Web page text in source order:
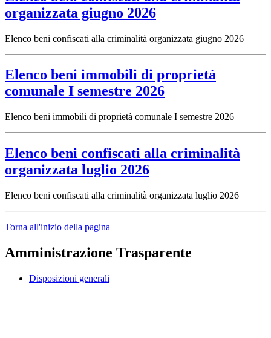
organizzata giugno 2026
Elenco beni confiscati alla criminalità organizzata giugno 2026
Elenco beni immobili di proprietà
comunale I semestre 2026
Elenco beni immobili di proprietà comunale I semestre 2026
Elenco beni confiscati alla criminalità
organizzata luglio 2026
Elenco beni confiscati alla criminalità organizzata luglio 2026
Torna all'inizio della pagina
Amministrazione Trasparente
Disposizioni generali